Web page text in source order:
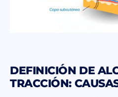
DEFINICIÓN DE
TRACCIÓN: